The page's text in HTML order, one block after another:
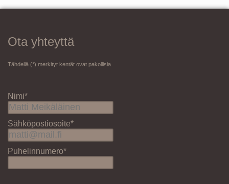
Ota yhteyttä
Tähdellä (*) merkityt kentät ovat pakollisia.
Nimi*
Sähköpostiosoite*
Puhelinnumero*